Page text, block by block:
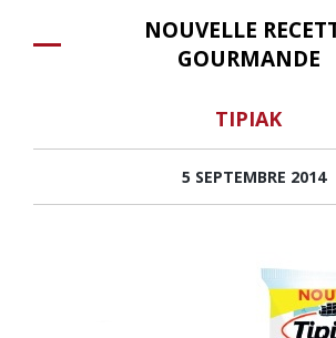
NOUVELLE
GOURMANDE
TIPIAK
5 SEPTEMBRE 2014